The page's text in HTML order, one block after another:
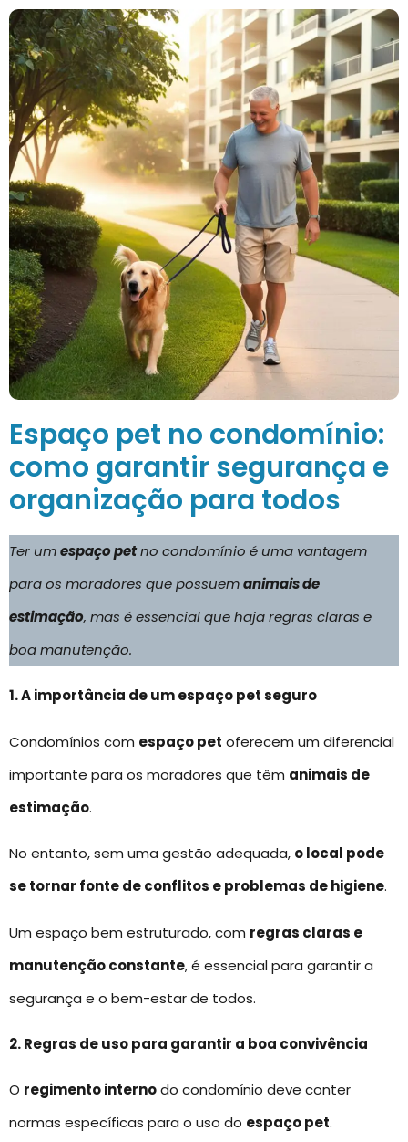
Espaço pet no condomínio:
como garantir segurança e
organização para todos
Ter umespaço petno condomínio é uma vantagem
para os moradores que possuemanimais de
estimação, mas é essencial que haja regras claras e
boa manutenção.
1. A importância de um espaço pet seguro
Condomínios com espaço pet oferecem um diferencial
importante para os moradores que têm animais de
estimação.
No entanto, sem uma gestão adequada, o local pode
se tornar fonte de conflitos e problemas de higiene.
Um espaço bem estruturado, com regras claras e
manutenção constante, é essencial para garantir a
segurança e o bem-estar de todos.
2. Regras de uso para garantir a boa convivência
O regimento internodo condomínio deve conter
normas específicas para o uso do espaço pet.